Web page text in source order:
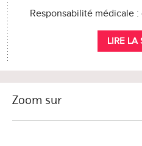
Responsabilité médicale
LIRE LA
Zoom sur